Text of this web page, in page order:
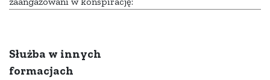
Służba w innych
formacjach